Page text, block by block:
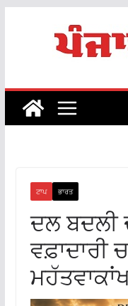
ਟਾਪ ਭਾਰਤ
ਦਲ ਬਦਲੀ
ਵਫ਼ਾਦਾਰੀ